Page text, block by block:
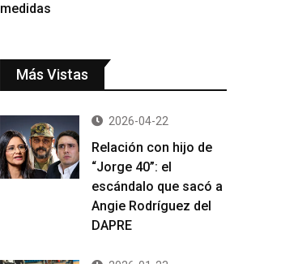
medidas
Más Vistas
2026-04-22
Relación con hijo de
“Jorge 40”: el
escándalo que sacó a
Angie Rodríguez del
DAPRE